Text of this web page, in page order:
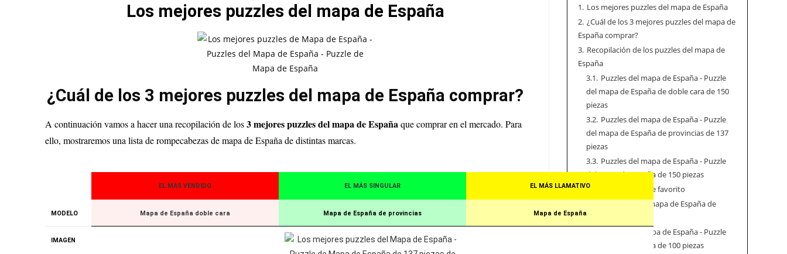
Los mejores puzzles del mapa de España
¿Cuál de los 3 mejores puzzles del mapa de España comprar?
A continuación vamos a hacer una recopilación de los3 mejores puzzles del mapa de Españaque comprar en el mercado. Para
ello, mostraremos una lista de rompecabezas de mapa de España de distintas marcas.
EL MÁS VENDIDO EL MÁS SINGULAR EL MÁS LLAMATIVO
MODELO Mapa de España doble cara Mapa de España de provincias Mapa de España
IMAGEN
1. Los mejores puzzles del mapa de España
2. ¿Cuál de los 3 mejores puzzles del mapa de
España comprar?
3. Recopilación de los puzzles del mapa de
España
3.1. Puzzles del mapa de España - Puzzle
del mapa de España de doble cara de 150
piezas
3.2. Puzzles del mapa de España - Puzzle
del mapa de España de provincias de 137
piezas
3.3. Puzzles del mapa de España - Puzzle
del mapa de España de 150 piezas
4. Encuentra tu puzzle favorito
Otros puzzles del mapa de España de
Amazon
Puzzles del mapa de España - Puzzle
del mapa de España de 100 piezas